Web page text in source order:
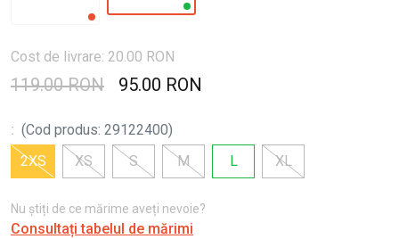
Cost de livrare: 20.00 RON
119.00 RON 95.00 RON
: (Cod produs: 29122400)
2XS
XS S M L XL
Nu știți de ce mărime aveți nevoie?
Consultați tabelul de mărimi